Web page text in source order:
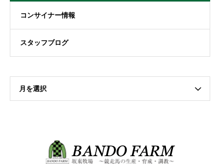
コンサイナー情報
スタッフブログ
月を選択